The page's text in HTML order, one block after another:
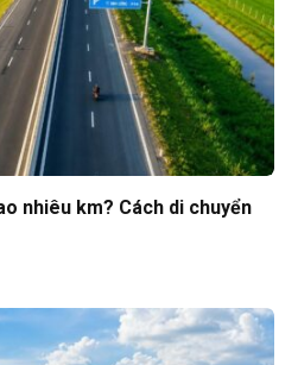
nhiêu km? Cách di chuyển